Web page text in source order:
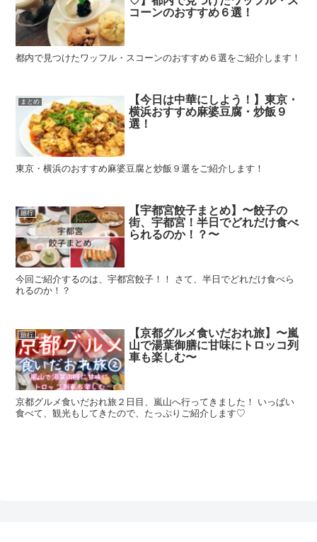
コーンのおすすめ６選！
都内で見つけたワッフル・スコーンのおすすめ６選をご紹介します！
まとめ
【今日は中華にしよう！】東京・
横浜おすすめ麻婆豆腐・炒飯９
選！
東京・横浜のおすすめ麻婆豆腐と炒飯９選をご紹介します！
旅行
【宇都宮餃子まとめ】〜餃子の
街、宇都宮！半日でどれだけ食べ
られるのか！？〜
今回ご紹介するのは、宇都宮餃子！！ さて、半日でどれだけ食べら
れるのか！？
旅行
【京都グルメ食いだおれ旅】〜嵐
山で湯葉御膳に甘味にトロッコ列
車も楽しむ〜
京都グルメ食いだおれ旅２日目、嵐山へ行ってきました！ いっぱい
食べて、観光もしてきたので、たっぷりご紹介します♡